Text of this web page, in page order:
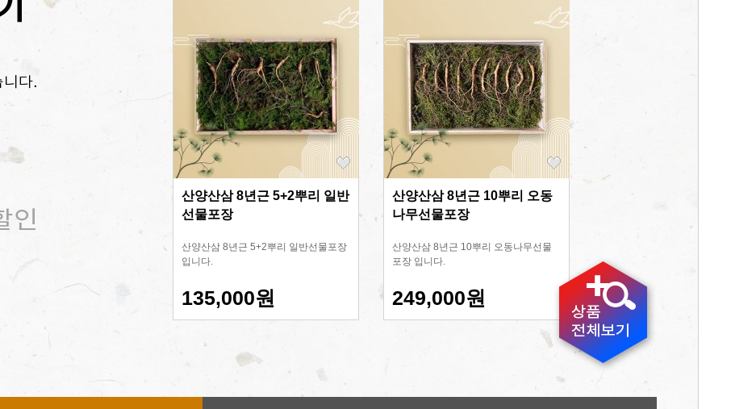
산양산삼 8년근 5+2뿌리 일반
선물포장
산양산삼 8년근 5+2뿌리 일반선물포장
입니다.
135,000원
산양산삼 8년근 10뿌리 오동
나무선물포장
산양산삼 8년근 10뿌리 오동나무선물
포장 입니다.
249,000원